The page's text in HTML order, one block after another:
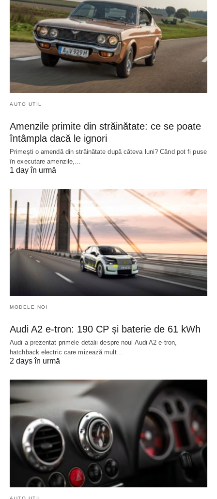
AUTO UTIL
Amenzile primite din străinătate: ce se poate
întâmpla dacă le ignori
Primești o amendă din străinătate după câteva luni? Când pot fi puse
în executare amenzile,…
1 day în urmă
MODELE NOI
Audi A2 e-tron: 190 CP și baterie de 61 kWh
Audi a prezentat primele detalii despre noul Audi A2 e-tron,
hatchback electric care mizează mult…
2 days în urmă